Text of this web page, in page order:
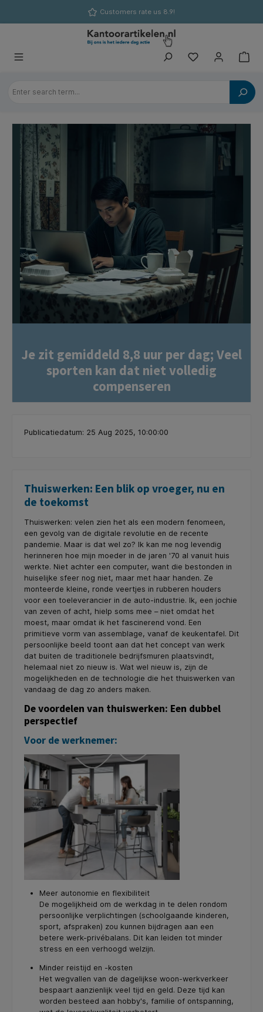
Customers rate us 8.9!
Je zit gemiddeld 8,8 uur per dag; Veel
sporten kan dat niet volledig
compenseren
Publicatiedatum: 25 Aug 2025, 10:00:00
Thuiswerken: Een blik op vroeger, nu en
de toekomst
Thuiswerken: velen zien het als een modern fenomeen,
een gevolg van de digitale revolutie en de recente
pandemie. Maar is dat wel zo? Ik kan me nog levendig
herinneren hoe mijn moeder in de jaren '70 al vanuit huis
werkte. Niet achter een computer, want die bestonden in
huiselijke sfeer nog niet, maar met haar handen. Ze
monteerde kleine, ronde veertjes in rubberen houders
voor een toeleverancier in de auto-industrie. Ik, een jochie
van zeven of acht, hielp soms mee – niet omdat het
moest, maar omdat ik het fascinerend vond. Een
primitieve vorm van assemblage, vanaf de keukentafel. Dit
persoonlijke beeld toont aan dat het concept van werk
dat buiten de traditionele bedrijfsmuren plaatsvindt,
helemaal niet zo nieuw is. Wat wel nieuw is, zijn de
mogelijkheden en de technologie die het thuiswerken van
vandaag de dag zo anders maken.
De voordelen van thuiswerken: Een dubbel
perspectief
Voor de werknemer:
Meer autonomie en flexibiliteit
De mogelijkheid om de werkdag in te delen rondom
persoonlijke verplichtingen (schoolgaande kinderen,
sport, afspraken) zou kunnen bijdragen aan een
betere werk-privébalans. Dit kan leiden tot minder
stress en een verhoogd welzijn.
Minder reistijd en -kosten
Het wegvallen van de dagelijkse woon-werkverkeer
bespaart aanzienlijk veel tijd en geld. Deze tijd kan
worden besteed aan hobby's, familie of ontspanning,